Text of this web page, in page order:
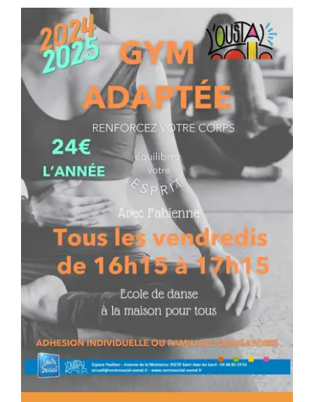
Séniors, Vie locale
Contacts